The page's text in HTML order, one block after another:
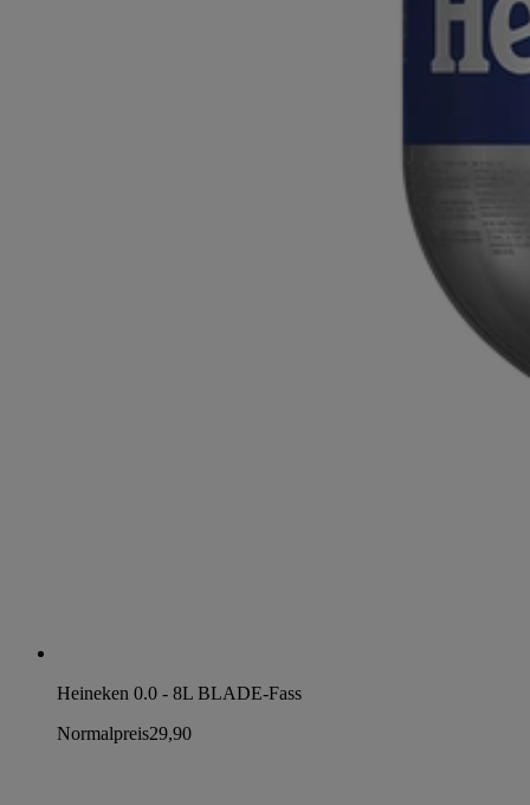
Heineken 0.0 - 8L BLADE-Fass
Normalpreis29,90